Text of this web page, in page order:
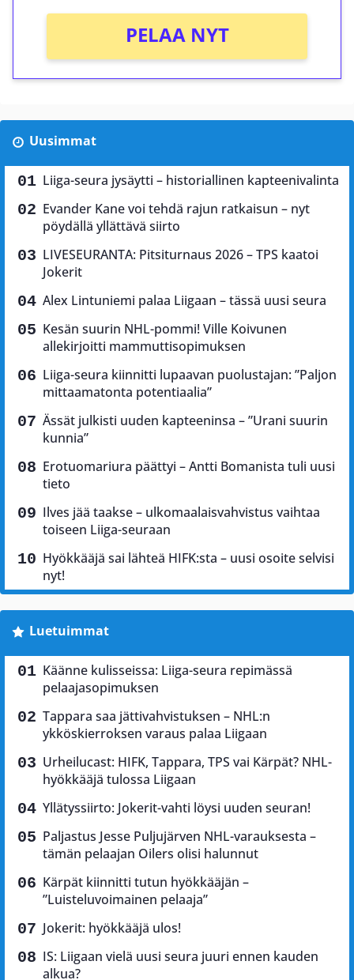
PELAA NYT
Uusimmat
Liiga-seura jysäytti – historiallinen kapteenivalinta
Evander Kane voi tehdä rajun ratkaisun – nyt
pöydällä yllättävä siirto
LIVESEURANTA: Pitsiturnaus 2026 – TPS kaatoi
Jokerit
Alex Lintuniemi palaa Liigaan – tässä uusi seura
Kesän suurin NHL-pommi! Ville Koivunen
allekirjoitti mammuttisopimuksen
Liiga-seura kiinnitti lupaavan puolustajan: ”Paljon
mittaamatonta potentiaalia”
Ässät julkisti uuden kapteeninsa – ”Urani suurin
kunnia”
Erotuomariura päättyi – Antti Bomanista tuli uusi
tieto
Ilves jää taakse – ulkomaalaisvahvistus vaihtaa
toiseen Liiga-seuraan
Hyökkääjä sai lähteä HIFK:sta – uusi osoite selvisi
nyt!
Luetuimmat
Käänne kulisseissa: Liiga-seura repimässä
pelaajasopimuksen
Tappara saa jättivahvistuksen – NHL:n
ykköskierroksen varaus palaa Liigaan
Urheilucast: HIFK, Tappara, TPS vai Kärpät? NHL-
hyökkääjä tulossa Liigaan
Yllätyssiirto: Jokerit-vahti löysi uuden seuran!
Paljastus Jesse Puljujärven NHL-varauksesta –
tämän pelaajan Oilers olisi halunnut
Kärpät kiinnitti tutun hyökkääjän –
”Luisteluvoimainen pelaaja”
Jokerit: hyökkääjä ulos!
IS: Liigaan vielä uusi seura juuri ennen kauden
alkua?